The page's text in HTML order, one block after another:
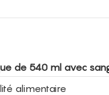
de 540 ml avec
alimentaire